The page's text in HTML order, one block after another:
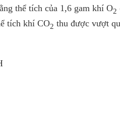
thể tích của 1,6 gam khí O2
tích khí CO2 thu được vượt